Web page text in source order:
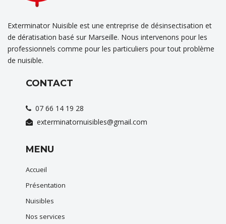
Exterminator Nuisible est une entreprise de désinsectisation et
de dératisation basé sur Marseille. Nous intervenons pour les
professionnels comme pour les particuliers pour tout problème
de nuisible.
CONTACT
07 66 14 19 28
exterminatornuisibles@gmail.com
MENU
Accueil
Présentation
Nuisibles
Nos services